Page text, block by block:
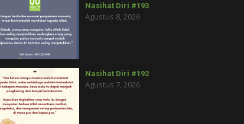
Nasihat Diri #193
Agustus 8, 2026
Nasihat Diri #192
Agustus 7, 2026